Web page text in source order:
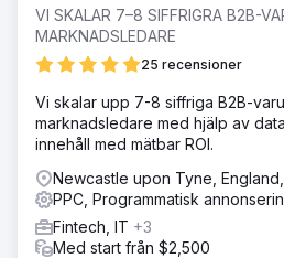
VI SKALAR 7–8 SIFFRIGRA B2B-
MARKNADSLEDARE
25 recensioner
Vi skalar upp 7-8 siffriga B2B-
marknadsledare med hjälp av
innehåll med mätbar ROI.
Newcastle upon Tyne,
PPC, Programmatisk
Fintech, IT +3
Med start från $2,500